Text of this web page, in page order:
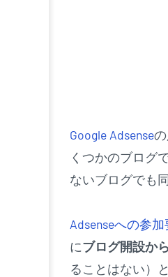
Google Adsense
くつかのブログ
ないブログでも
Adsenseへの参
にブログ開設か
ることはない）